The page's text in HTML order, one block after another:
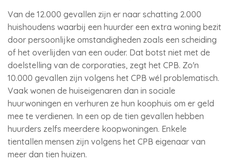
Van de 12.000 gevallen zijn er naar schatting 2.000
huishoudens waarbij een huurder een extra woning bezit
door persoonlijke omstandigheden zoals een scheiding
of het overlijden van een ouder. Dat botst niet met de
doelstelling van de corporaties, zegt het CPB. Zo'n
10.000 gevallen zijn volgens het CPB wél problematisch.
Vaak wonen de huiseigenaren dan in sociale
huurwoningen en verhuren ze hun koophuis om er geld
mee te verdienen. In een op de tien gevallen hebben
huurders zelfs meerdere koopwoningen. Enkele
tientallen mensen zijn volgens het CPB eigenaar van
meer dan tien huizen.